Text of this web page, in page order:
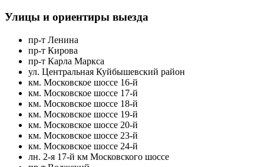
Улицы и ориентиры выезда
пр-т Ленина
пр-т Кирова
пр-т Карла Маркса
ул. Центральная Куйбышевский район
км. Московское шоссе 16-й
км. Московское шоссе 17-й
км. Московское шоссе 18-й
км. Московское шоссе 19-й
км. Московское шоссе 20-й
км. Московское шоссе 23-й
км. Московское шоссе 24-й
лн. 2-я 17-й км Московского шоссе